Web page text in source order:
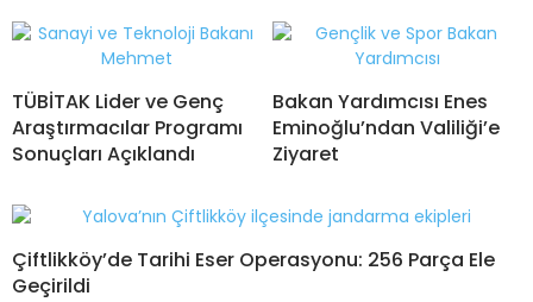
TÜBİTAK Lider ve Genç
Araştırmacılar Programı
Sonuçları Açıklandı
Bakan Yardımcısı Enes
Eminoğlu’ndan Valiliği’e
Ziyaret
Çiftlikköy’de Tarihi Eser Operasyonu: 256 Parça Ele
Geçirildi